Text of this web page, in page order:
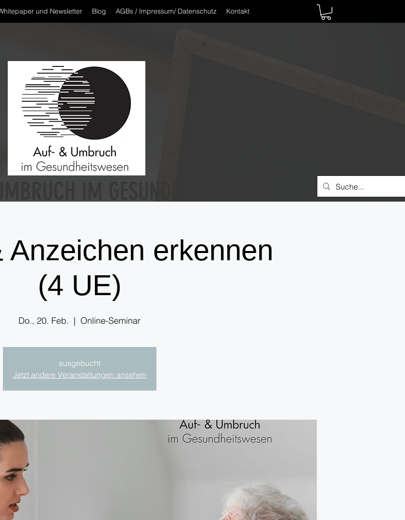
und Newsletter Blog AGBs / Impressum/ Datenschutz Kontakt
Anzeichen erkennen
(4 UE)
Do., 20. Feb.
  |
Online-Seminar
ausgebucht
Jetzt andere Veranstaltungen ansehen